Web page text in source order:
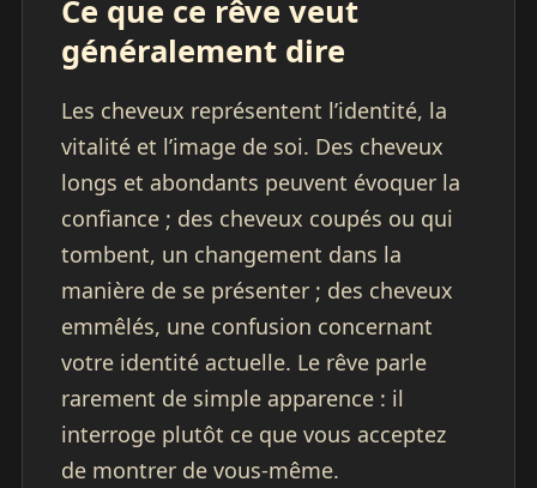
Ce que ce rêve veut
généralement dire
Les cheveux représentent l’identité, la
vitalité et l’image de soi. Des cheveux
longs et abondants peuvent évoquer la
confiance ; des cheveux coupés ou qui
tombent, un changement dans la
manière de se présenter ; des cheveux
emmêlés, une confusion concernant
votre identité actuelle. Le rêve parle
rarement de simple apparence : il
interroge plutôt ce que vous acceptez
de montrer de vous-même.